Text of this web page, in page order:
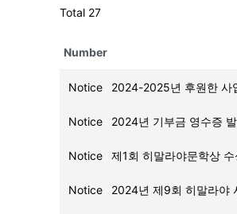
Total 27
Number
Notice 2024-2025년 후원한 사
Notice 2024년 기부금 영수증
Notice 제1회 히말라야문학상 수
Notice 2024년 제9회 히말라야